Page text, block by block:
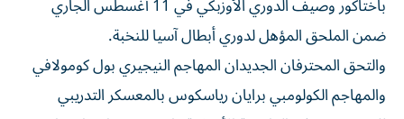
ضمن الملحق المؤهل لدوري أبطال آسيا للنخبة.
والتحق المحترفان الجديدان المهاجم النيجيري بول كومولافي
والمهاجم الكولومبي برايان رياسكوس بالمعسكر التدريبي